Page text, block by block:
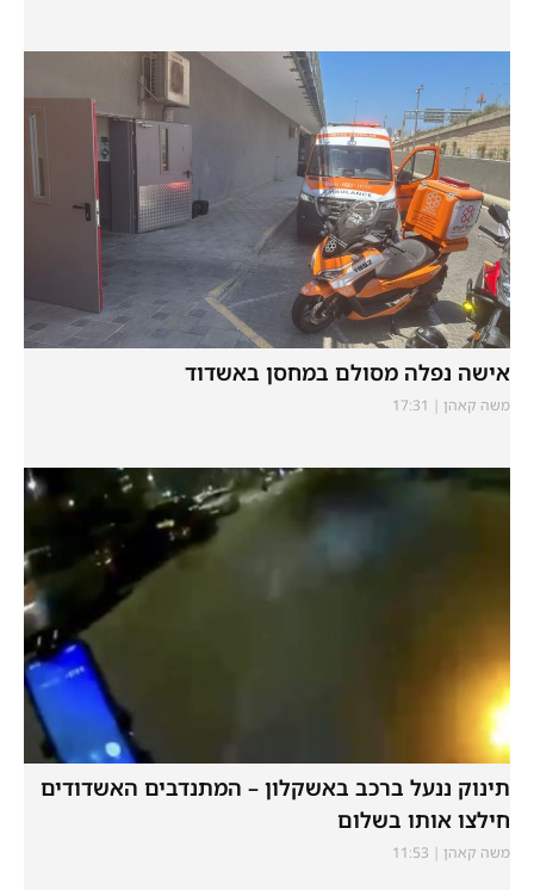
אישה נפלה מסולם במחסן באשדוד
משה קאהן
תינוק ננעל ברכב באשקלון – המתנדבים האשדודים
חילצו אותו בשלום
משה קאהן